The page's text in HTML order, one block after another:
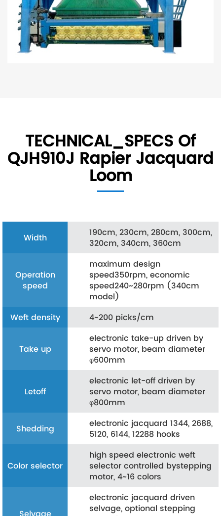
TECHNICAL_SPECS Of
QJH910J Rapier Jacquard
Loom
Width
190cm, 230cm, 280cm, 300cm,
320cm, 340cm, 360cm
Operation
speed
maximum design
speed350rpm, economic
speed240~280rpm (340cm
model)
Weft density
4~200 picks/cm
Take up
electronic take-up driven by
servo motor, beam diameter
φ600mm
Letoff
electronic let-off driven by
servo motor, beam diameter
φ800mm
Shedding
electronic jacquard 1344, 2688,
5120, 6144, 12288 hooks
Color selector
high speed electronic weft
selector controlled bystepping
motor, 4~16 colors
electronic jacquard driven
selvage, optional stepping